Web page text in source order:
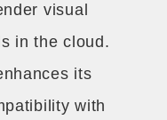
visual
in the cloud.
its
with